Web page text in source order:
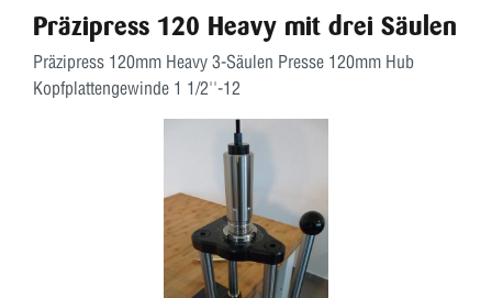
Präzipress 120 Heavy mit drei Säulen
Präzipress 120mm Heavy 3-Säulen Presse 120mm Hub
Kopfplattengewinde 1 1/2''-12